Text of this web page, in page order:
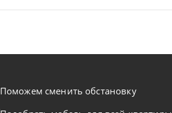
Поможем сменить обстановку